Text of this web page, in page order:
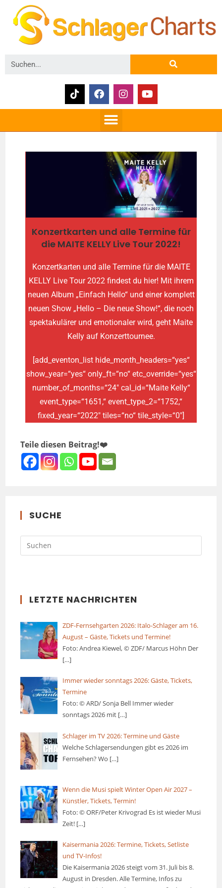
Konzertkarten und alle Termine für
die MAITE KELLY Live Tour 2022!
Konzertkarten und alle Termine für die MAITE
KELLY Live Tour 2022 findest du hier! Mit ihrem
neuen Album „Einfach Hello“ und einer komplett
neuen Show „Hello – Die neue Show!“, die noch
spektakulärer und emotionaler wird, geht Maite
Kelly auf Konzerttournee.
[add_eventon_list hide_month_headers=“yes“
show_year=“yes“ only_ft=“no“ etc_override=“yes“
number_of_months=“24″ cal_id=“Maite Kelly“
event_type=“1651,“ event_type_2=“1752,“
fixed_year=“2022″ tiles=“no“ tile_style=“0″]
Teile diesen Beitrag!❤️
SUCHE
LETZTE NACHRICHTEN
ZDF-Fernsehgarten 2026: Italo-Schlager am 16.
August – Gäste, Tickets und Termine!
Foto: Andrea Kiewel, © ZDF/ Marcus Höhn Der
[…]
Immer wieder sonntags 2026: Gäste, Tickets,
Termine
Foto: © ARD/ Sonja Bell Immer wieder
sonntags 2026 mit […]
Schlager im TV 2026: Termine und Gäste
Welche Schlagersendungen gibt es 2026 im
Fernsehen? Wo […]
Wenn die Musi spielt Winter Open Air 2027 –
Künstler, Tickets, Termin!
Foto: © ORF/Peter Krivograd Es ist wieder Musi
Zeit! […]
Kaisermania 2026: Termine, Tickets, Setliste
und TV-Infos!
Die Kaisermania 2026 steigt vom 31. Juli bis 8.
August in Dresden. Alle Termine, Infos zu